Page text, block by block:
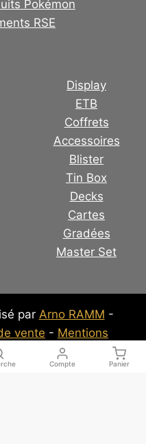
Pokémon
RSE
Display
ETB
Coffrets
Accessoires
Blister
Tin Box
Decks
Cartes
Gradées
Master Set
par Arno RAMM -
vente - Mentions
confidentialité
Compte Panier